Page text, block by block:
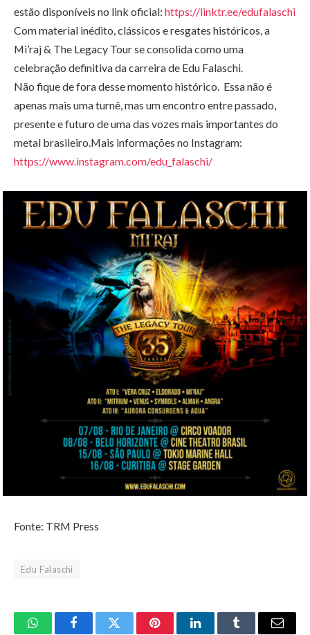
estão disponíveis no link oficial: https://linktr.ee/edufalaschi
Com material inédito, clássicos e resgates históricos, a
Mi’raj & The Legacy Tour se consolida como uma
celebração definitiva da carreira de Edu Falaschi.
Não fique de fora desse momento histórico. Essa não é
apenas mais uma turnê, mas um encontro entre passado,
presente e futuro de uma das vozes mais importantes do
metal brasileiro.Mais informações no Instagram:
https://www.instagram.com/edu_falaschi/
Fonte: TRM Press
Edu Falaschi